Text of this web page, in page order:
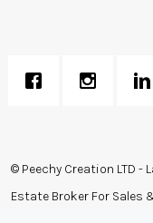
© Peechy Creation LTD -
Estate Broker For Sales